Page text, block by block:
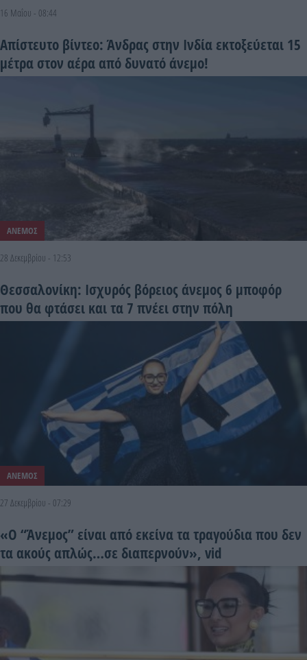
16 Μαΐου - 08:44
Απίστευτο βίντεο: Άνδρας στην Ινδία εκτοξεύεται 15
μέτρα στον αέρα από δυνατό άνεμο!
ΑΝΕΜΟΣ
28 Δεκεμβρίου - 12:53
Θεσσαλονίκη: Ισχυρός βόρειος άνεμος 6 μποφόρ
που θα φτάσει και τα 7 πνέει στην πόλη
ΑΝΕΜΟΣ
27 Δεκεμβρίου - 07:29
«Ο “Άνεμος” είναι από εκείνα τα τραγούδια που δεν
τα ακούς απλώς…σε διαπερνούν», vid